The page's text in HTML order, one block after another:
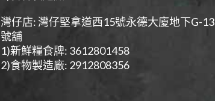
灣仔店: 灣仔堅拿道西15號永德大廈地下G-13
號舖
1)新鮮糧食牌: 3612801458
2)食物製造廠: 2912808356